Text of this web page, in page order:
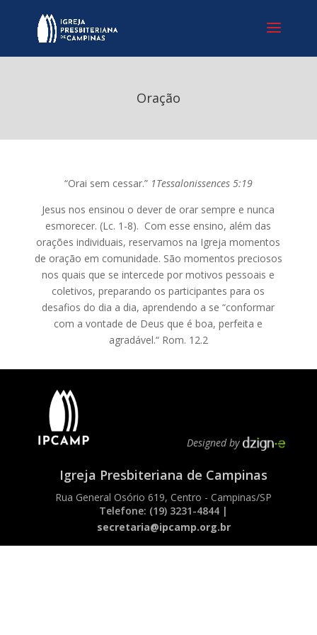
Oração
“Orai sem cessar.” 1Tessalonissences 5:19
Jesus nos ensinou o dever de orar sempre e nunca
esmorecer. (Lc. 1-8). Com esse ensino, além das
orações individuais, reservamos na Igreja momentos
de oração em comunidade. São momentos preciosos
nos quais que se intercede por motivos pessoais e
coletivos, preparando os participantes para os
desafios do dia a dia, aprendendo a se “conformar
com a vontade de Deus que é boa, perfeita e
agradável.“ Rom. 12.2
Igreja Presbiteriana de Campinas
Rua General Osório 619, Centro - Campinas/SP
Telefone: (19) 3231-4844 |
secretaria@ipcamp.org.br
Designed by